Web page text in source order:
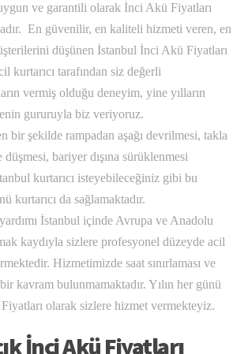
ve garantili olarak İnci Akü Fiyatları
En güvenilir, en kaliteli hizmeti veren, en
düşünen İstanbul İnci Akü Fiyatları
kurtarıcı tarafından siz değerli
vermiş olduğu deneyim, yine yılların
gururuyla biz veriyoruz.
bir şekilde rampadan aşağı devrilmesi, takla
düşmesi, bariyer dışına sürüklenmesi
kurtarıcı isteyebileceğiniz gibi bu
kurtarıcı da sağlamaktadır.
İstanbul içinde Avrupa ve Anadolu
kaydıyla sizlere profesyonel düzeyde acil
Hizmetimizde saat sınırlaması ve
kavram bulunmamaktadır. Yılın her günü
olarak sizlere hizmet vermekteyiz.
İnci Akü Fiyatları